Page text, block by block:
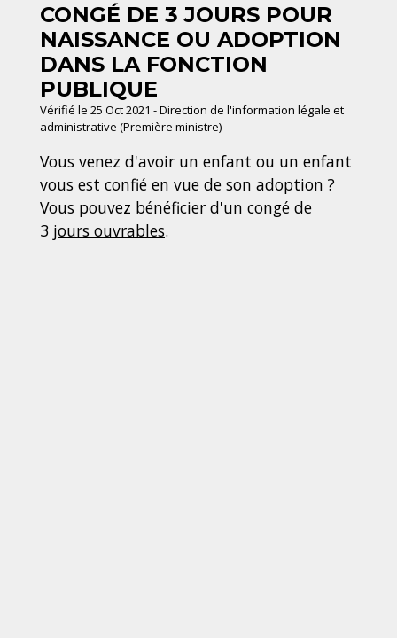
CONGÉ DE 3 JOURS POUR
NAISSANCE OU ADOPTION
DANS LA FONCTION
PUBLIQUE
Vérifié le 25 Oct 2021 - Direction de l'information légale et
administrative (Première ministre)
Vous venez d'avoir un enfant ou un enfant
vous est confié en vue de son adoption ?
Vous pouvez bénéficier d'un congé de
3 jours ouvrables.